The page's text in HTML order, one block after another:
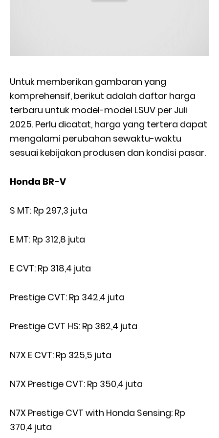
Untuk memberikan gambaran yang
komprehensif, berikut adalah daftar harga
terbaru untuk model-model LSUV per Juli
2025. Perlu dicatat, harga yang tertera dapat
mengalami perubahan sewaktu-waktu
sesuai kebijakan produsen dan kondisi pasar.
Honda BR-V
S MT: Rp 297,3 juta
E MT: Rp 312,8 juta
E CVT: Rp 318,4 juta
Prestige CVT: Rp 342,4 juta
Prestige CVT HS: Rp 362,4 juta
N7X E CVT: Rp 325,5 juta
N7X Prestige CVT: Rp 350,4 juta
N7X Prestige CVT with Honda Sensing: Rp
370,4 juta